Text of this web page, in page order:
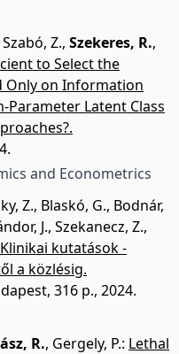
Szabó, Z., Szekeres, R.,
to Select the
Only on Information
Parameter Latent Class
and Econometrics
Z., Blaskó, G., Bodnár,
J., Szekanecz, Z.,
Klinikai kutatások -
a közlésig.
316 p., 2024.
R., Gergely, P.: Lethal